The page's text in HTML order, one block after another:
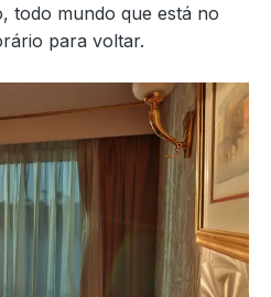
todo mundo que está no
para voltar.